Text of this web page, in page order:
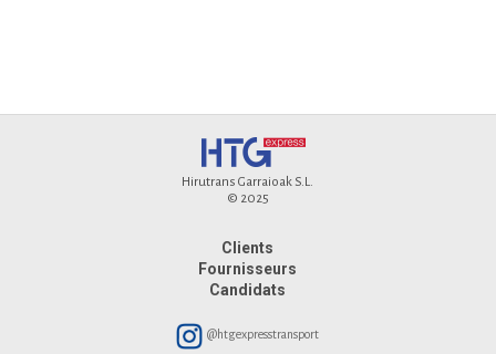
Hirutrans Garraioak S.L.
© 2025
Clients
Fournisseurs
Candidats
@htgexpresstransport